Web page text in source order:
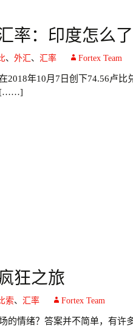
率：印度怎么了
、 外汇 、 汇率 Fortex Team
2018年10月7日创下74.56卢比
[……]
狂之旅
索、 汇率 Fortex Team
的情绪？答案并不简单，有许